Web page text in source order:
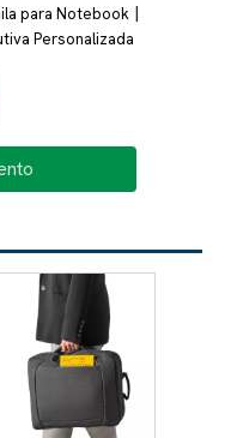
para Notebook |
Personalizada